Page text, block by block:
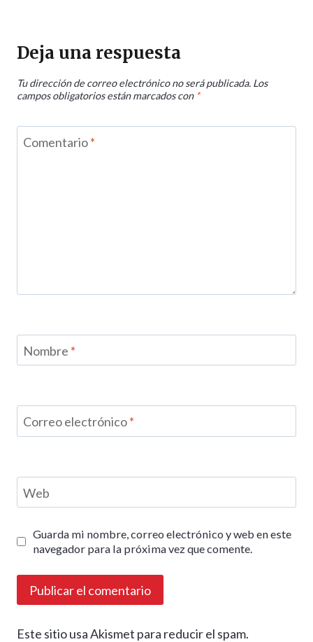
Deja una respuesta
Tu dirección de correo electrónico no será publicada. Los
campos obligatorios están marcados con *
Comentario*
Nombre *
Correo electrónico*
Web
Guarda mi nombre, correo electrónico y web en este
navegador para la próxima vez que comente.
Este sitio usa Akismet para reducir el spam.